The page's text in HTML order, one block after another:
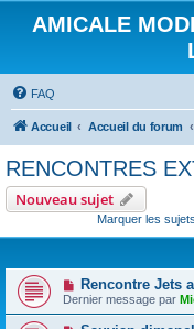
AMICALE
FAQ
Accueil Accueil du forum
RENCONTRES
Nouveau sujet
Marquer les
Rencontre Jets
Dernier message par